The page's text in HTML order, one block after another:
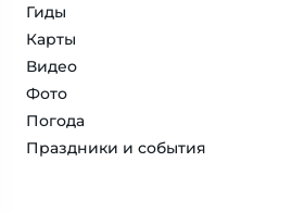
Гиды
Карты
Видео
Фото
Погода
Праздники и события